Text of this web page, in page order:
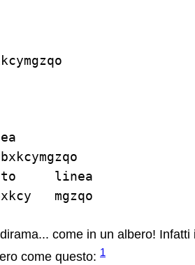
linea
come in un albero!
come questo: 1